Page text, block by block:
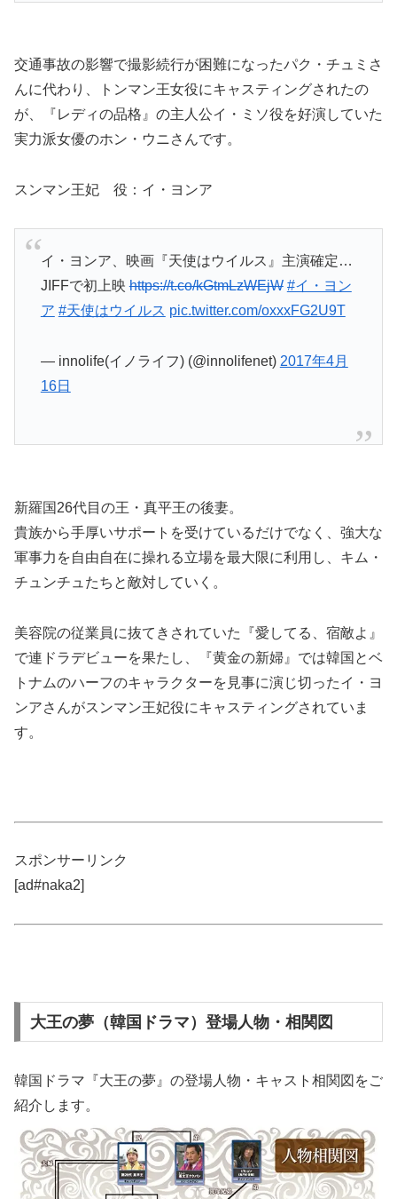
交通事故の影響で撮影続行が困難になったパク・チュミさ
んに代わり、トンマン王女役にキャスティングされたの
が、『レディの品格』の主人公イ・ミソ役を好演していた
実力派女優のホン・ウニさんです。
スンマン王妃 役：イ・ヨンア
イ・ヨンア、映画『天使はウイルス』主演確定…
JIFFで初上映https://t.co/kGtmLzWEjW #イ・ヨン
ア #天使はウイルス pic.twitter.com/oxxxFG2U9T
— innolife(イノライフ) (@innolifenet) 2017年4月
16日
新羅国26代目の王・真平王の後妻。
貴族から手厚いサポートを受けているだけでなく、強大な
軍事力を自由自在に操れる立場を最大限に利用し、キム・
チュンチュたちと敵対していく。
美容院の従業員に抜てきされていた『愛してる、宿敵よ』
で連ドラデビューを果たし、『黄金の新婦』では韓国とベ
トナムのハーフのキャラクターを見事に演じ切ったイ・ヨ
ンアさんがスンマン王妃役にキャスティングされていま
す。
スポンサーリンク
[ad#naka2]
大王の夢（韓国ドラマ）登場人物・相関図
韓国ドラマ『大王の夢』の登場人物・キャスト相関図をご
紹介します。